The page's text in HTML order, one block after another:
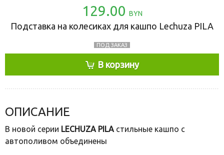
129.00 BYN
Подставка на колесиках для кашпо Lechuza PILA
ПОД ЗАКАЗ
В корзину
ОПИСАНИЕ
В новой серии LECHUZA PILA стильные кашпо с
автополивом объединены